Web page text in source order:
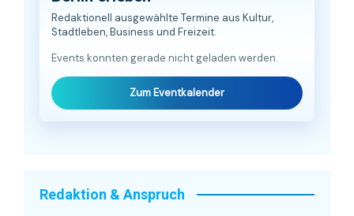
Redaktionell ausgewählte Termine aus Kultur,
Stadtleben, Business und Freizeit.
Events konnten gerade nicht geladen werden.
Zum Eventkalender
Redaktion & Anspruch